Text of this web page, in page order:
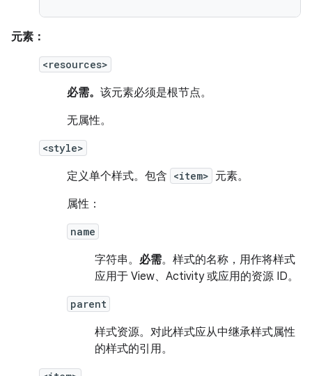
元素：
<resources>
必需。 该元素必须是根节点。
无属性。
<style>
定义单个样式。包含 <item> 元素。
属性：
name
字符串。 必需。样式的名称，用作将样式
应用于 View、Activity 或应用的资源 ID。
parent
样式资源。 对此样式应从中继承样式属性
的样式的引用。